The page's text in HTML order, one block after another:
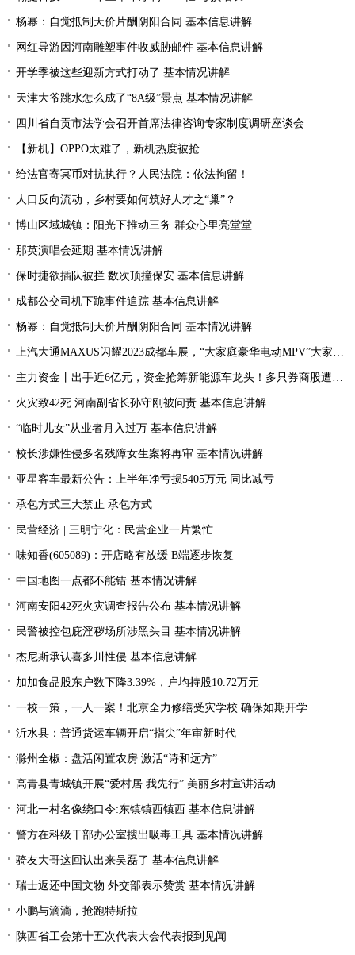
杨幂：自觉抵制天价片酬阴阳合同 基本信息讲解
网红导游因河南雕塑事件收威胁邮件 基本信息讲解
开学季被这些迎新方式打动了 基本情况讲解
天津大爷跳水怎么成了“8A级”景点 基本情况讲解
四川省自贡市法学会召开首席法律咨询专家制度调研座谈会
【新机】OPPO太难了，新机热度被抢
给法官寄冥币对抗执行？人民法院：依法拘留！
人口反向流动，乡村要如何筑好人才之“巢”？
博山区域城镇：阳光下推动三务 群众心里亮堂堂
那英演唱会延期 基本情况讲解
保时捷欲插队被拦 数次顶撞保安 基本信息讲解
成都公交司机下跪事件追踪 基本信息讲解
杨幂：自觉抵制天价片酬阴阳合同 基本情况讲解
上汽大通MAXUS闪耀2023成都车展，“大家庭豪华电动MPV”大家7全球首秀亮相
主力资金丨出手近6亿元，资金抢筹新能源车龙头！多只券商股遭资金抛弃
火灾致42死 河南副省长孙守刚被问责 基本信息讲解
“临时儿女”从业者月入过万 基本信息讲解
校长涉嫌性侵多名残障女生案将再审 基本情况讲解
亚星客车最新公告：上半年净亏损5405万元 同比减亏
承包方式三大禁止 承包方式
民营经济 | 三明宁化：民营企业一片繁忙
味知香(605089)：开店略有放缓 B端逐步恢复
中国地图一点都不能错 基本情况讲解
河南安阳42死火灾调查报告公布 基本情况讲解
民警被控包庇淫秽场所涉黑头目 基本情况讲解
杰尼斯承认喜多川性侵 基本信息讲解
加加食品股东户数下降3.39%，户均持股10.72万元
一校一策，一人一案！北京全力修缮受灾学校 确保如期开学
沂水县：普通货运车辆开启“指尖”年审新时代
滁州全椒：盘活闲置农房 激活“诗和远方”
高青县青城镇开展“爱村居 我先行” 美丽乡村宣讲活动
河北一村名像绕口令:东镇镇西镇西 基本信息讲解
警方在科级干部办公室搜出吸毒工具 基本情况讲解
骑友大哥这回认出来吴磊了 基本信息讲解
瑞士返还中国文物 外交部表示赞赏 基本情况讲解
小鹏与滴滴，抢跑特斯拉
陕西省工会第十五次代表大会代表报到见闻